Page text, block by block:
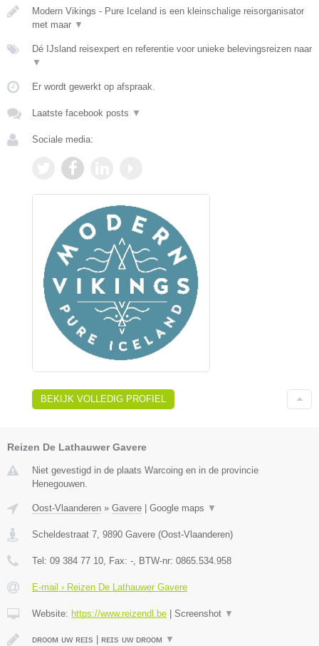
Modern Vikings - Pure Iceland is een kleinschalige reisorganisator
met maar ▼
Dé IJsland reisexpert en referentie voor unieke belevingsreizen naar
▼
Er wordt gewerkt op afspraak.
Laatste facebook posts ▼
Sociale media:
BEKIJK VOLLEDIG PROFIEL
Reizen De Lathauwer Gavere
Niet gevestigd in de plaats Warcoing en in de provincie
Henegouwen.
Oost-Vlaanderen » Gavere Google maps ▼
Scheldestraat 7, 9890 Gavere (Oost-Vlaanderen)
Tel: 09 384 77 10, Fax: -, BTW-nr: 0865.534.958
E-mail › Reizen De Lathauwer Gavere
Website: https://www.reizendl.be Screenshot ▼
ᴅʀᴏᴏᴍ ᴜᴡ ʀᴇɪs | ʀᴇɪs ᴜᴡ ᴅʀᴏᴏᴍ ▼